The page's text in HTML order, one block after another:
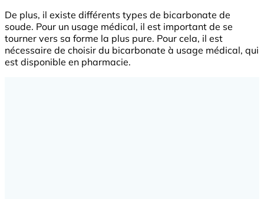
De plus, il existe différents types de bicarbonate de
soude. Pour un usage médical, il est important de se
tourner vers sa forme la plus pure. Pour cela, il est
nécessaire de choisir du bicarbonate à usage médical, qui
est disponible en pharmacie.